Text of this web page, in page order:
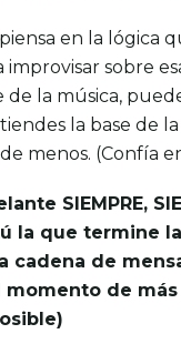
en la lógica
sobre
de la música,
la base de
menos. (Confía
SIEMPRE,
la que termine
cadena de
momento de